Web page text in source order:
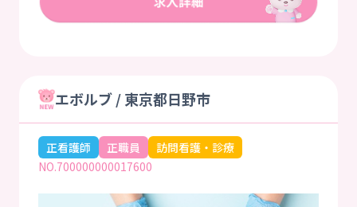
エボルブ / 東京都日野市
正看護師 正職員
訪問看護・診療
NO.700000000017600